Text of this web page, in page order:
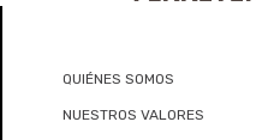
QUIÉNES SOMOS
NUESTROS VALORES